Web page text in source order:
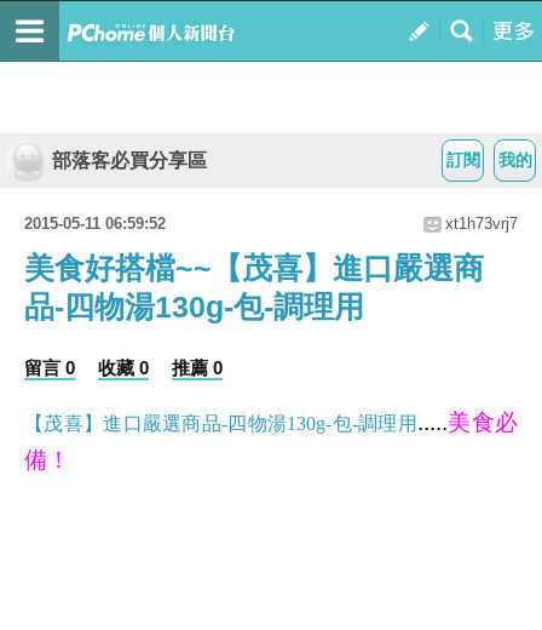
我的
訂閱
部落客必買分享區
2015-05-11 06:59:52 xt1h73vrj7
美食好搭檔~~【茂喜】進口嚴選商
品-四物湯130g-包-調理用
留言 0 收藏 0 推薦 0
【茂喜】進口嚴選商品-四物湯130g-包-調理用 .....美食必
備！